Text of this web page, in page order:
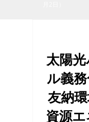
太陽
ル義
友納
資源